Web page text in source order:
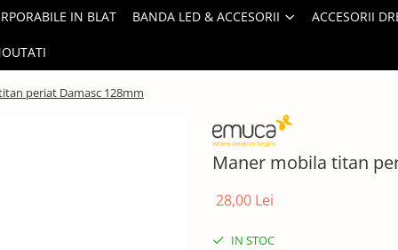
IN BLAT BANDA LED & ACCESORII ACCESORII
periat Damasc 128mm
Maner mobila titan
28,00 Lei
IN STOC